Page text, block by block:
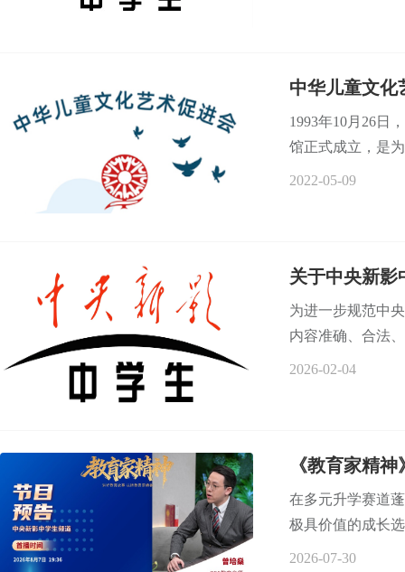
中华儿童文化
1993年10月26日
馆正式成立，是
2022-05-09
关于中央新影
为进一步规范中
内容准确、合法
2026-02-04
《教育家精
在多元升学赛道
极具价值的成长
2026-07-30